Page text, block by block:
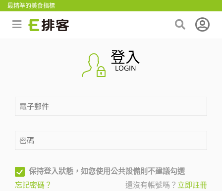
最精準的美食指標
登入
LOGIN
保持登入狀態，如您使用公共設備則不建議勾選
忘記密碼？
還沒有帳號嗎？ 立即註冊